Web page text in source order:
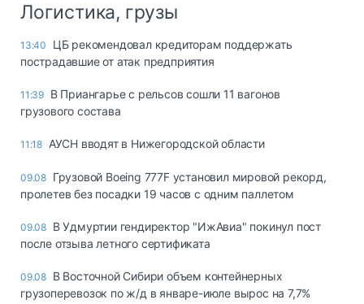
Логистика, грузы
13:40
ЦБ рекомендовал кредиторам поддержать
пострадавшие от атак предприятия
11:39 В Приангарье с рельсов сошли 11 вагонов
грузового состава
11:18 АУСН вводят в Нижегородской области
09.08 Грузовой Boeing 777F установил мировой рекорд,
пролетев без посадки 19 часов с одним паллетом
09.08 В Удмуртии гендиректор "ИжАвиа" покинул пост
после отзыва летного сертификата
09.08 В Восточной Сибири объем контейнерных
грузоперевозок по ж/д в январе-июле вырос на 7,7%